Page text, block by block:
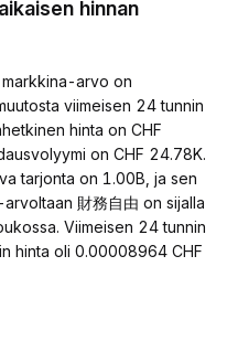
hinnan
arvo on
viimeisen 24 tunnin
hinta on CHF
on CHF 24.78K.
tarjonta on 1.00B, ja sen
財務自由 on sijalla
Viimeisen 24 tunnin
hinta oli 0.00008964 CHF